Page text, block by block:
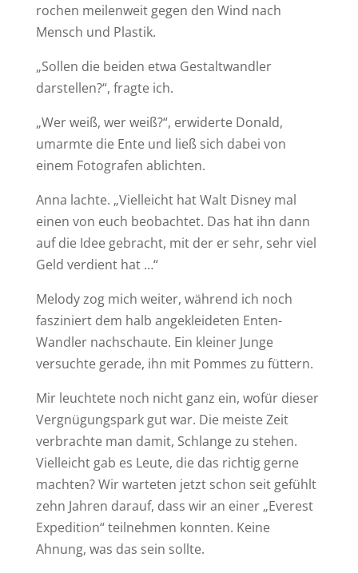
rochen meilenweit gegen den Wind nach
Mensch und Plastik.
„Sollen die beiden etwa Gestaltwandler
darstellen?“, fragte ich.
„Wer weiß, wer weiß?“, erwiderte Donald,
umarmte die Ente und ließ sich dabei von
einem Fotografen ablichten.
Anna lachte. „Vielleicht hat Walt Disney mal
einen von euch beobachtet. Das hat ihn dann
auf die Idee gebracht, mit der er sehr, sehr viel
Geld verdient hat …“
Melody zog mich weiter, während ich noch
fasziniert dem halb angekleideten Enten-
Wandler nachschaute. Ein kleiner Junge
versuchte gerade, ihn mit Pommes zu füttern.
Mir leuchtete noch nicht ganz ein, wofür dieser
Vergnügungspark gut war. Die meiste Zeit
verbrachte man damit, Schlange zu stehen.
Vielleicht gab es Leute, die das richtig gerne
machten? Wir warteten jetzt schon seit gefühlt
zehn Jahren darauf, dass wir an einer „Everest
Expedition“ teilnehmen konnten. Keine
Ahnung, was das sein sollte.